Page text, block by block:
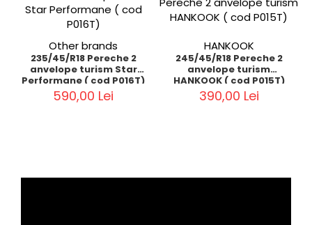
Other brands
235/45/R18 Pereche 2
anvelope turism Star
Performane ( cod P016T)
590,00 Lei
HANKOOK
245/45/R18 Pereche 2
anvelope turism
HANKOOK ( cod P015T)
390,00 Lei